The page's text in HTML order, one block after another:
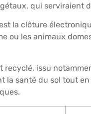
qui serviraient
la clôture
ou les animaux
recyclé, issu
santé du sol tout